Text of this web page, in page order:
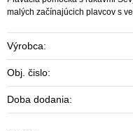
malých začínajúcich plavcov s
Výrobca:
Obj. čislo:
Doba dodania: